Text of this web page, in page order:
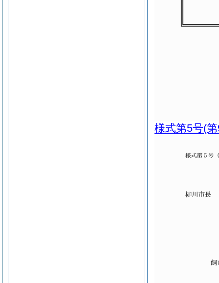
様式第5号(